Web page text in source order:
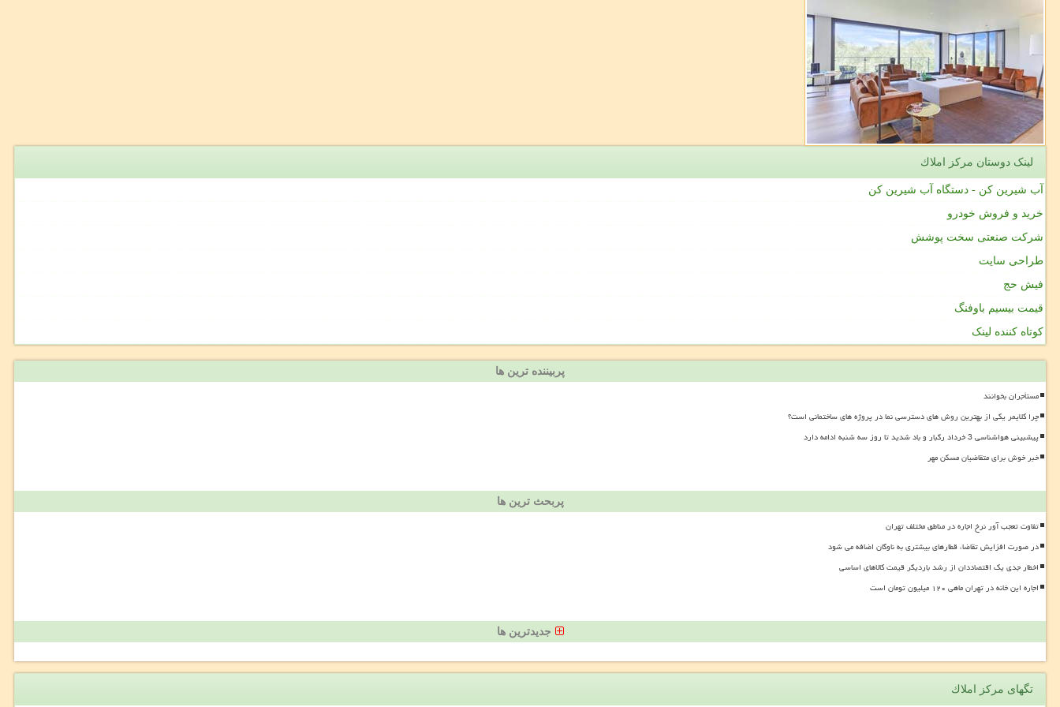
لینک دوستان مركز املاك
آب شیرین کن - دستگاه آب شیرین کن
خرید و فروش خودرو
شرکت صنعتی سخت پوشش
طراحی سایت
فیش حج
قیمت بیسیم باوفنگ
کوتاه کننده لینک
پربیننده ترین ها
مستأجران بخوانند
چرا کلایمر یکی از بهترین روش های دسترسی نما در پروژه های ساختمانی است؟
پیشبینی هواشناسی 3 خرداد رگبار و باد شدید تا روز سه شنبه ادامه دارد
خبر خوش برای متقاضیان مسکن مهر
پربحث ترین ها
تفاوت تعجب آور نرخ اجاره در مناطق مختلف تهران
در صورت افزایش تقاضا، قطارهای بیشتری به ناوگان اضافه می شود
اخطار جدی یک اقتصاددان از رشد باردیگر قیمت کالاهای اساسی
اجاره این خانه در تهران ماهی ۱۲۰ میلیون تومان است
جدیدترین ها
تگهای مركز املاك